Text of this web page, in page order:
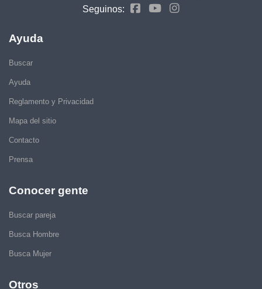
Seguinos:
Ayuda
Buscar
Ayuda
Reglamento y Privacidad
Mapa del sitio
Contacto
Prensa
Conocer gente
Buscar pareja
Busca Hombre
Busca Mujer
Otros